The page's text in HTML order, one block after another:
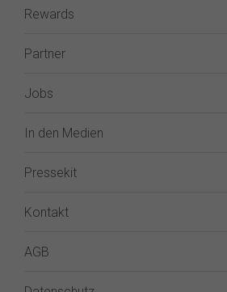
Rewards
Partner
Jobs
In den Medien
Pressekit
Kontakt
AGB